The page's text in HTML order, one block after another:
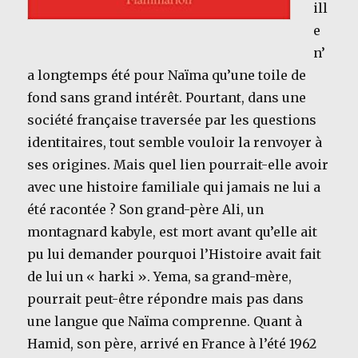
ill
e
n’
a longtemps été pour Naïma qu’une toile de
fond sans grand intérêt. Pourtant, dans une
société française traversée par les questions
identitaires, tout semble vouloir la renvoyer à
ses origines. Mais quel lien pourrait-elle avoir
avec une histoire familiale qui jamais ne lui a
été racontée ? Son grand-père Ali, un
montagnard kabyle, est mort avant qu’elle ait
pu lui demander pourquoi l’Histoire avait fait
de lui un « harki ». Yema, sa grand-mère,
pourrait peut-être répondre mais pas dans
une langue que Naïma comprenne. Quant à
Hamid, son père, arrivé en France à l’été 1962